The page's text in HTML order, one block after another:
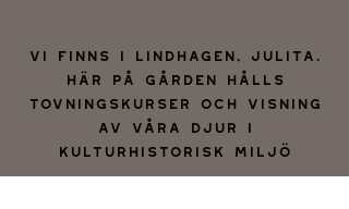
Vi finns i lindhagen, julita.
Här på gården hålls
tovningskurser och visning
av våra djur i
kulturhistorisk miljö